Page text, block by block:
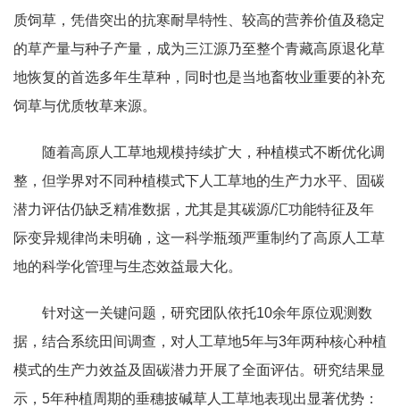
质饲草，凭借突出的抗寒耐旱特性、较高的营养价值及稳定
的草产量与种子产量，成为三江源乃至整个青藏高原退化草
地恢复的首选多年生草种，同时也是当地畜牧业重要的补充
饲草与优质牧草来源。
随着高原人工草地规模持续扩大，种植模式不断优化调
整，但学界对不同种植模式下人工草地的生产力水平、固碳
潜力评估仍缺乏精准数据，尤其是其碳源/汇功能特征及年
际变异规律尚未明确，这一科学瓶颈严重制约了高原人工草
地的科学化管理与生态效益最大化。
针对这一关键问题，研究团队依托10余年原位观测数
据，结合系统田间调查，对人工草地5年与3年两种核心种植
模式的生产力效益及固碳潜力开展了全面评估。研究结果显
示，5年种植周期的垂穗披碱草人工草地表现出显著优势：